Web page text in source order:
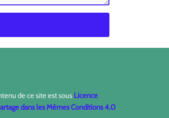
de ce site est sous Licence
dans les Mêmes Conditions 4.0